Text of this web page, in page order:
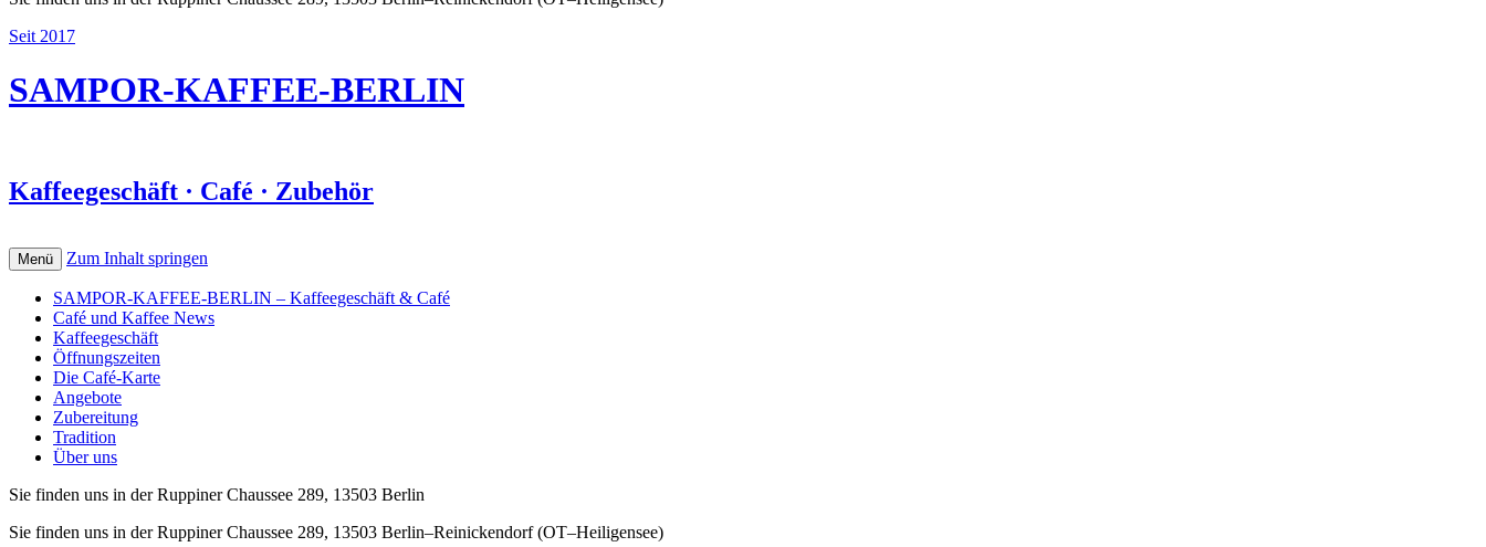
Seit 2017
SAMPOR-KAFFEE-BERLIN
Kaffeegeschäft · Café · Zubehör
Menü Zum Inhalt springen
SAMPOR-KAFFEE-BERLIN – Kaffeegeschäft & Café
Café und Kaffee News
Kaffeegeschäft
Öffnungszeiten
Die Café-Karte
Angebote
Zubereitung
Tradition
Über uns
Sie finden uns in der Ruppiner Chaussee 289, 13503 Berlin
Sie finden uns in der Ruppiner Chaussee 289, 13503 Berlin–Reinickendorf (OT–Heiligensee)